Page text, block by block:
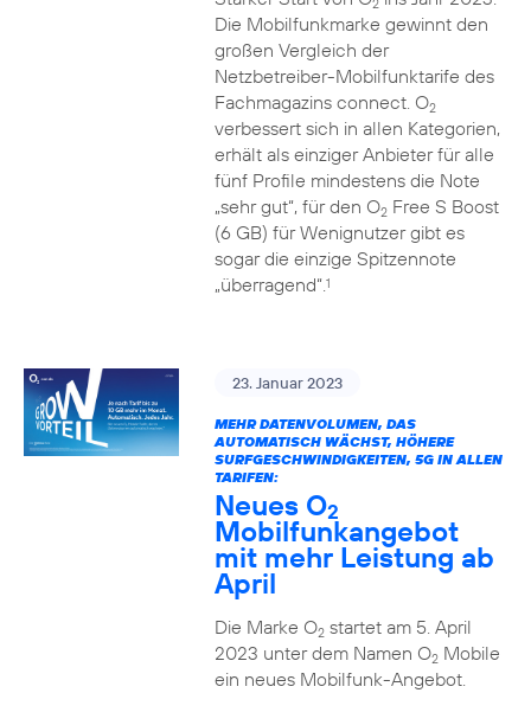
2
Die Mobilfunkmarke gewinnt den
großen Vergleich der
Netzbetreiber-Mobilfunktarife des
Fachmagazins connect. O2
verbessert sich in allen Kategorien,
erhält als einziger Anbieter für alle
fünf Profile mindestens die Note
„sehr gut“, für den O2Free S Boost
(6 GB) für Wenignutzer gibt es
sogar die einzige Spitzennote
„überragend“.1
23. Januar 2023
MEHR DATENVOLUMEN, DAS
AUTOMATISCH WÄCHST, HÖHERE
SURFGESCHWINDIGKEITEN, 5G IN ALLEN
TARIFEN:
Neues O2
Mobilfunkangebot
mit mehr Leistung ab
April
Die Marke O2startet am 5. April
2023 unter dem Namen O2Mobile
ein neues Mobilfunk-Angebot.